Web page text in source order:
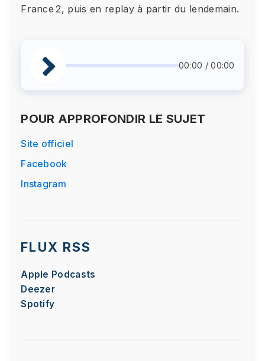
France 2, puis en replay à partir du lendemain.
00:00 / 00:00
POUR APPROFONDIR LE SUJET
Site officiel
Facebook
Instagram
FLUX RSS
Apple Podcasts
Deezer
Spotify